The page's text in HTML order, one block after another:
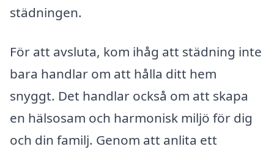
städningen.
För att avsluta, kom ihåg att städning inte
bara handlar om att hålla ditt hem
snyggt. Det handlar också om att skapa
en hälsosam och harmonisk miljö för dig
och din familj. Genom att anlita ett